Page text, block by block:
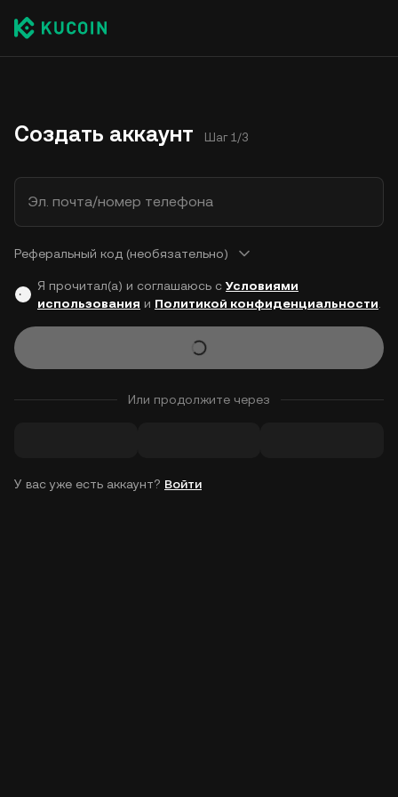
Создать аккаунт Шаг 1/3
Эл. почта/номер телефона
Реферальный код (необязательно)
Я прочитал(а) и соглашаюсь с Условиями
использования и Политикой конфиденциальности
Или продолжите через
У вас уже есть аккаунт? Войти